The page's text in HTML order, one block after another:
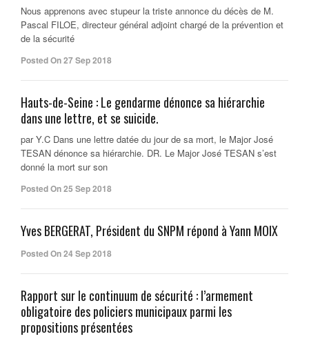
Nous apprenons avec stupeur la triste annonce du décès de M.
Pascal FILOE, directeur général adjoint chargé de la prévention et
de la sécurité
Posted On 27 Sep 2018
Hauts-de-Seine : Le gendarme dénonce sa hiérarchie
dans une lettre, et se suicide.
par Y.C Dans une lettre datée du jour de sa mort, le Major José
TESAN dénonce sa hiérarchie. DR. Le Major José TESAN s’est
donné la mort sur son
Posted On 25 Sep 2018
Yves BERGERAT, Président du SNPM répond à Yann MOIX
Posted On 24 Sep 2018
Rapport sur le continuum de sécurité : l’armement
obligatoire des policiers municipaux parmi les
propositions présentées